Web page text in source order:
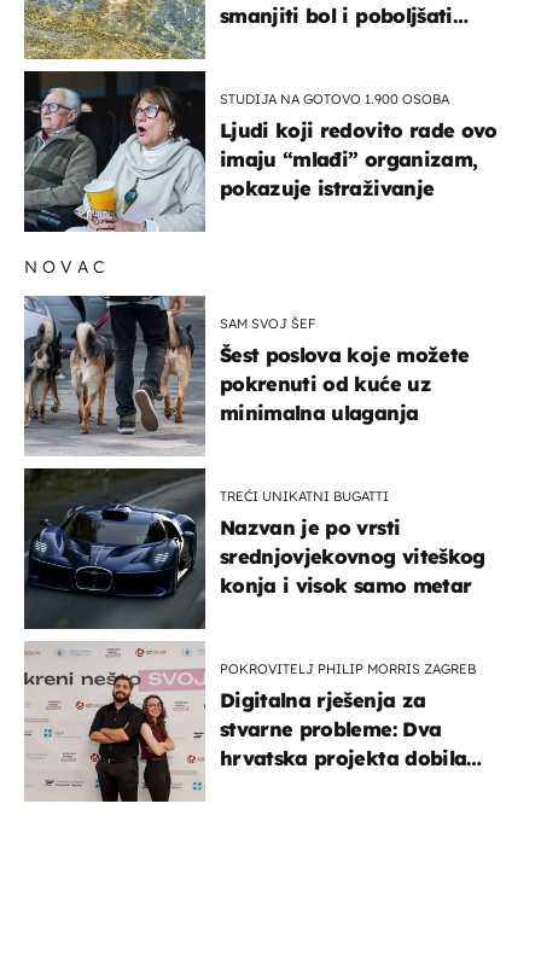
smanjiti bol i poboljšati
STUDIJA NA GOTOVO 1.900 OSOBA
Ljudi koji redovito rade ovo
imaju “mlađi” organizam,
pokazuje istraživanje
NOVAC
SAM SVOJ ŠEF
Šest poslova koje možete
pokrenuti od kuće uz
minimalna ulaganja
TREĆI UNIKATNI BUGATTI
Nazvan je po vrsti
srednjovjekovnog viteškog
konja i visok samo metar
POKROVITELJ PHILIP MORRIS ZAGREB
Digitalna rješenja za
stvarne probleme: Dva
hrvatska projekta dobila